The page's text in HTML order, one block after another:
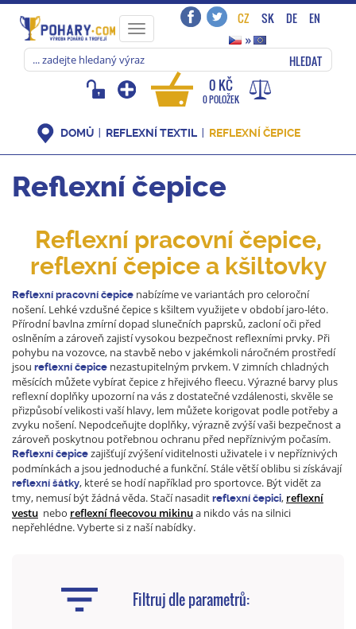
Toggle
navigation
CZ SK DE
EN
»
HLEDAT
0 KČ
0 POLOŽEK
DOMŮ REFLEXNÍ TEXTIL REFLEXNÍ ČEPICE
Reflexní čepice
Reflexní pracovní čepice,
reflexní čepice a kšiltovky
Reflexní pracovní čepice nabízíme ve variantách pro celoroční
nošení. Lehké vzdušné čepice s kšiltem využijete v období jaro-léto.
Přírodní bavlna zmírní dopad slunečních paprsků, zacloní oči před
oslněním a zároveň zajistí vysokou bezpečnost reflexními prvky. Při
pohybu na vozovce, na stavbě nebo v jakémkoli náročném prostředí
jsou reflexní čepice nezastupitelným prvkem. V zimních chladných
měsících můžete vybírat čepice z hřejivého fleecu. Výrazné barvy plus
reflexní doplňky upozorní na vás z dostatečné vzdálenosti, skvěle se
přizpůsobí velikosti vaší hlavy, lem můžete korigovat podle potřeby a
zvyku nošení. Nepodceňujte doplňky, výrazně zvýší vaši bezpečnost a
zároveň poskytnou potřebnou ochranu před nepříznivým počasím.
Reflexní čepice zajišťují zvýšení viditelnosti uživatele i v nepříznivých
podmínkách a jsou jednoduché a funkční. Stále větší oblibu si získávají
reflexní šátky, které se hodí například pro sportovce. Být vidět za
tmy, nemusí být žádná věda. Stačí nasadit reflexní čepici, reflexní
vestu nebo reflexní fleecovou mikinua nikdo vás na silnici
nepřehlédne. Vyberte si z naší nabídky.
Filtruj dle parametrů: